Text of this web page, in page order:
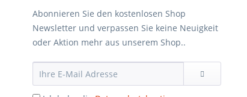
Abonnieren Sie den kostenlosen Shop
Newsletter und verpassen Sie keine Neuigkeit
oder Aktion mehr aus unserem Shop..